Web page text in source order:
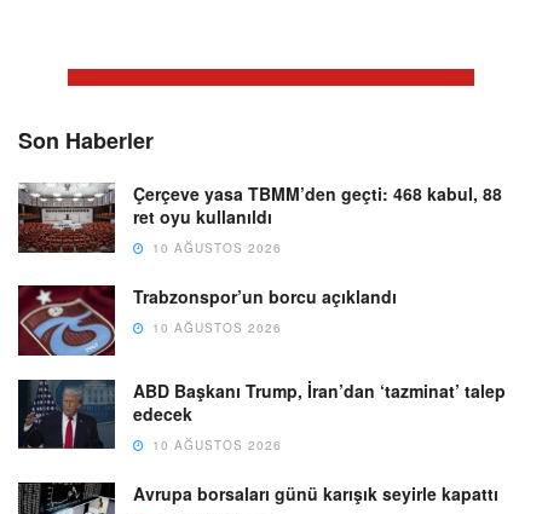
Son Haberler
Çerçeve yasa TBMM’den geçti: 468 kabul, 88
ret oyu kullanıldı
10 AĞUSTOS 2026
Trabzonspor’un borcu açıklandı
10 AĞUSTOS 2026
ABD Başkanı Trump, İran’dan ‘tazminat’ talep
edecek
10 AĞUSTOS 2026
Avrupa borsaları günü karışık seyirle kapattı